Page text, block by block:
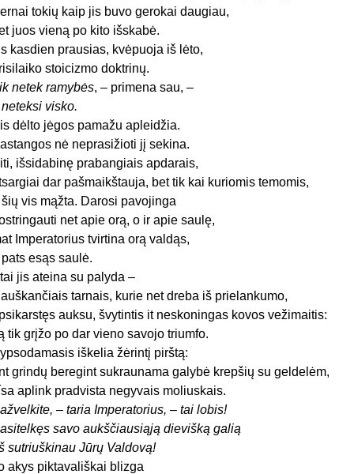
tokių kaip jis buvo gerokai daugiau,
juos vieną po kito išskabė.
kasdien prausias, kvėpuoja iš lėto,
stoicizmo doktrinų.
netek ramybės, – primena sau, –
visko.
dėlto jėgos pamažu apleidžia.
nė neprasižioti jį sekina.
išsidabinę prabangiais apdarais,
dar pašmaikštauja, bet tik kai kuriomis temomis,
vis mąžta. Darosi pavojinga
net apie orą, o ir apie saulę,
Imperatorius tvirtina orą valdąs,
esąs saulė.
jis ateina su palyda –
tarnais, kurie net dreba iš prielankumo,
auksu, švytintis it neskoningas kovos vežimaitis:
tik grįžo po dar vieno savojo triumfo.
iškelia žėrintį pirštą:
grindų beregint sukraunama galybė krepšių su geldelėm,
aplink pradvista negyvais moliuskais.
– taria Imperatorius, – tai lobis!
savo aukščiausiąją dievišką galią
sutriuškinau Jūrų Valdovą!
akys piktavališkai blizga